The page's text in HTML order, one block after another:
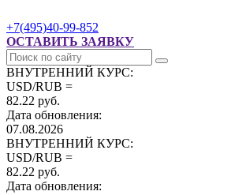
+7(495)40-99-852
ОСТАВИТЬ ЗАЯВКУ
ВНУТРЕННИЙ КУРС:
USD/RUB =
82.22 руб.
Дата обновления:
07.08.2026
ВНУТРЕННИЙ КУРС:
USD/RUB =
82.22 руб.
Дата обновления: